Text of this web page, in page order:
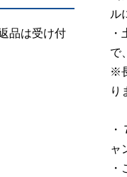
品は受け付
ル
で
※
り
ャ